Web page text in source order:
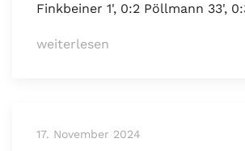
Finkbeiner 1', 0:2 Pöllmann 33',
weiterlesen
17. November 2024